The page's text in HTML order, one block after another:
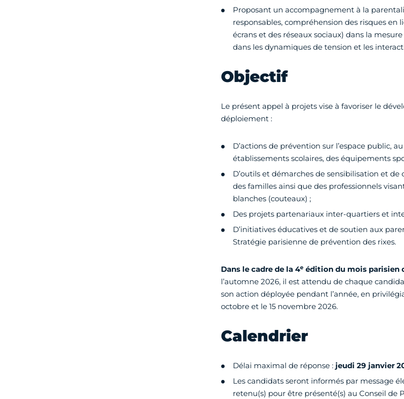
Proposant un accompagnement à la
responsables, compréhension des risques
écrans et des réseaux sociaux) dans la
dans les dynamiques de tension et les
Objectif
Le présent appel à projets vise à favoriser le
déploiement :
D’actions de prévention sur l’espace public,
établissements scolaires, des équipements
D’outils et démarches de sensibilisation et
des familles ainsi que des professionnels
blanches (couteaux) ;
Des projets partenariaux inter-quartiers et
D’initiatives éducatives et de soutien aux
Stratégie parisienne de prévention des rixes.
Dans le cadre de la 4eédition du mois parisien
l’automne 2026, il est attendu de chaque
son action déployée pendant l’année, en
octobre et le 15 novembre 2026.
Calendrier
Délai maximal de réponse : jeudi 29 janvier
Les candidats seront informés par message
retenu(s) pour être présenté(s) au Conseil de